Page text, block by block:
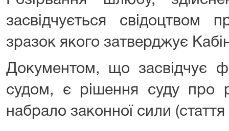
засвідчується свідоцтвом
зразок якого затверджує
Документом, що засвідчує
судом, є рішення суду про
набрало законної сили